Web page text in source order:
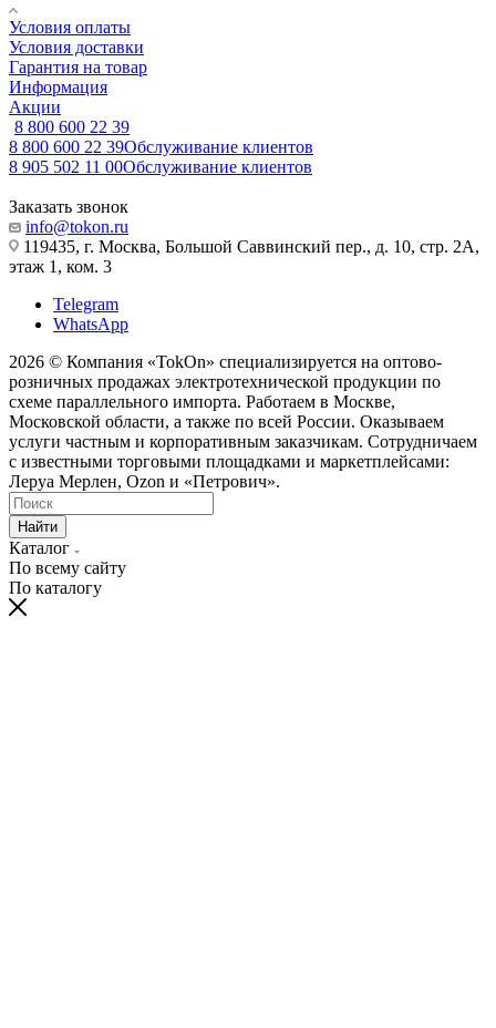
Условия оплаты
Условия доставки
Гарантия на товар
Информация
Акции
8 800 600 22 39
8 800 600 22 39Обслуживание клиентов
8 905 502 11 00Обслуживание клиентов
Заказать звонок
info@tokon.ru
119435, г. Москва, Большой Саввинский пер., д. 10, стр. 2А,
этаж 1, ком. 3
Telegram
WhatsApp
2026 © Компания «TokOn» специализируется на оптово-
розничных продажах электротехнической продукции по
схеме параллельного импорта. Работаем в Москве,
Московской области, а также по всей России. Оказываем
услуги частным и корпоративным заказчикам. Сотрудничаем
с известными торговыми площадками и маркетплейсами:
Леруа Мерлен, Ozon и «Петрович».
Найти
Каталог
По всему сайту
По каталогу